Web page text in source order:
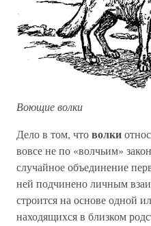
Воющие волки
Дело в том, чтоволки
вовсе не по «волчьим»
случайное объединение
ней подчинено личным
строится на основе одной
находящихся в близком